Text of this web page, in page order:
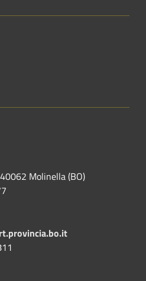
Molinella (BO)